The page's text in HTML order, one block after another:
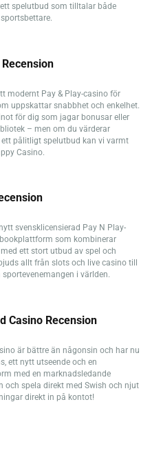
spelutbud som tilltalar både
modernt Pay & Play-casino för
uppskattar snabbhet och enkelhet.
för dig som jagar bonusar eller
– men om du värderar
pålitligt spelutbud kan vi varmt
Casino.
svensklicensierad Pay N Play-
som kombinerar
ett stort utbud av spel och
allt från slots och live casino till
i världen.
Casino Recension
är bättre än någonsin och har nu
ett nytt utseende och en
med en marknadsledande
och spela direkt med Swish och njut
direkt in på kontot!